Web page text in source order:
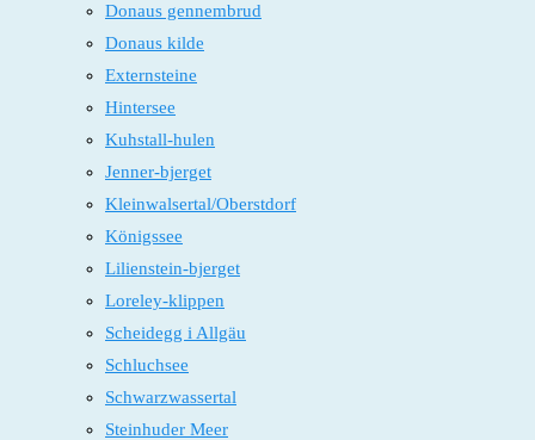
Donaus gennembrud
Donaus kilde
Externsteine
Hintersee
Kuhstall-hulen
Jenner-bjerget
Kleinwalsertal/Oberstdorf
Königssee
Lilienstein-bjerget
Loreley-klippen
Scheidegg i Allgäu
Schluchsee
Schwarzwassertal
Steinhuder Meer